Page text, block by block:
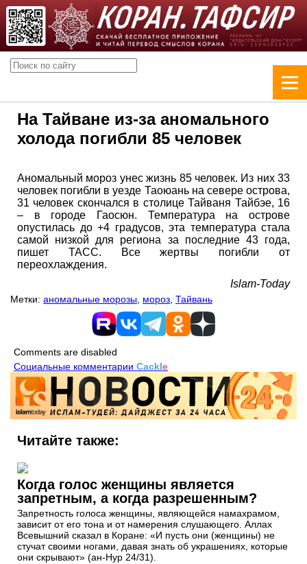
На Тайване из-за аномального
холода погибли 85 человек
Аномальный мороз унес жизнь 85 человек. Из них 33
человек погибли в уезде Таоюань на севере острова,
31 человек скончался в столице Тайваня Тайбэе, 16
– в городе Гаосюн. Температура на острове
опустилась до +4 градусов, эта температура стала
самой низкой для региона за последние 43 года,
пишет ТАСС. Все жертвы погибли от
переохлаждения.
Islam-Today
Метки: аномальные морозы мороз Тайвань
Comments are disabled
Социальные комментарии Cackle
Читайте также:
Когда голос женщины является
запретным, а когда разрешенным?
Запретность голоса женщины, являющейся намахрамом,
зависит от его тона и от намерения слушающего. Аллах
Всевышний сказал в Коране: «И пусть они (женщины) не
стучат своими ногами, давая знать об украшениях, которые
они скрывают» (ан-Нур 24/31).